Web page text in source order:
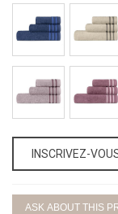
MARINO-
AZUL
BGE-
FLAMING-
CORAL
CORAL-
FLAMING
INSCRIVEZ-
ASK ABOUT THIS